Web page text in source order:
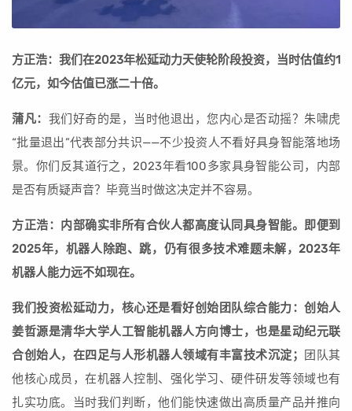
方正浩：我们在2023年松延动力天使轮阶段投资，当时估值约1
亿元，如今估值已涨二十倍。
蒲凡： 我们好奇的是，当时他退出，您内心是否动摇？朱啸虎
“批量退出”代表部分共识——不少投资人不看好具身智能落地场
景。你们反其道行之，2023年看100多家具身智能公司，内部
是否有质疑声音？毕竟当时做这决定并不容易。
方正浩：内部确实非所有合伙人都高度认同具身智能。即便到
2025年，机器人除跑、跳，仍有很多技术难题未解，2023年
机器人能力远不如现在。
我们投资松延动力，核心还是看好创始团队综合能力：创始人
姜哲源是清华大学人工智能机器人方向博士，也是星动纪元联
合创始人，在四足与人形机器人领域有丰富技术沉淀；
团队其
他核心成员，在机器人控制、强化学习、硬件研发等领域也有
扎实功底。当时我们判断，他们能快速做出高质量产品并推向